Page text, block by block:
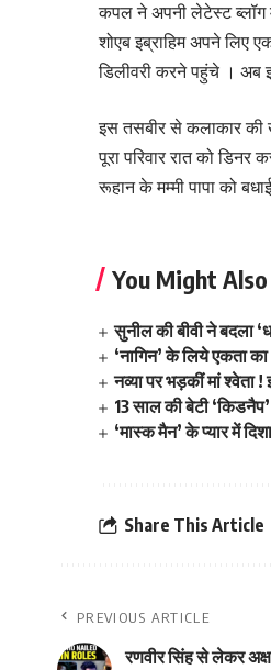
कपल ने अपनी लेटेस्ट
शोएब इब्राहिम अपने लिए
डिलीवरी करने पहुंचे । अब
इस तसबीर से कलाकार की
पूरा परिवार रात को
रूहान के मम्मी पापा को
You Might
सुनील की बीवी ने बदला
‘नागिन’ के लिये एकता
नव्या पर भड़कीं मां श्वेता
13 साल की बेटी
‘मास्क मैन’ के प्यार में
Share This Article
PREVIOUS ARTICLE
रणवीर सिंह से लेकर